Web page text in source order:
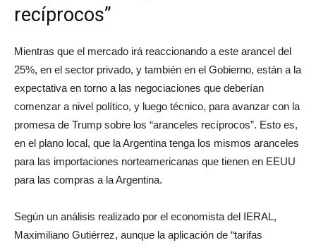
recíprocos”
Mientras que el mercado irá reaccionando a este arancel del
25%, en el sector privado, y también en el Gobierno, están a la
expectativa en torno a las negociaciones que deberían
comenzar a nivel político, y luego técnico, para avanzar con la
promesa de Trump sobre los “aranceles recíprocos”. Esto es,
en el plano local, que la Argentina tenga los mismos aranceles
para las importaciones norteamericanas que tienen en EEUU
para las compras a la Argentina.
Según un análisis realizado por el economista del IERAL,
Maximiliano Gutiérrez, aunque la aplicación de “tarifas